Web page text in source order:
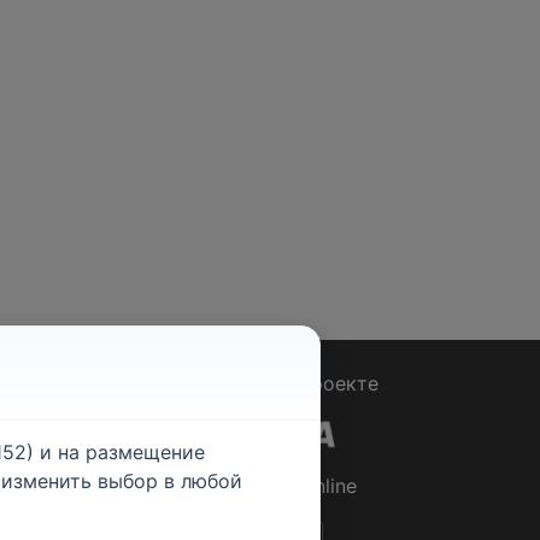
О проекте
© 2026Rabotniki.online
и на размещение
выбор в любой